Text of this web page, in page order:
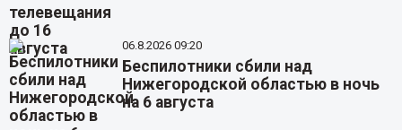
06.8.2026 09:20
Беспилотники сбили над
Нижегородской областью в ночь
на 6 августа